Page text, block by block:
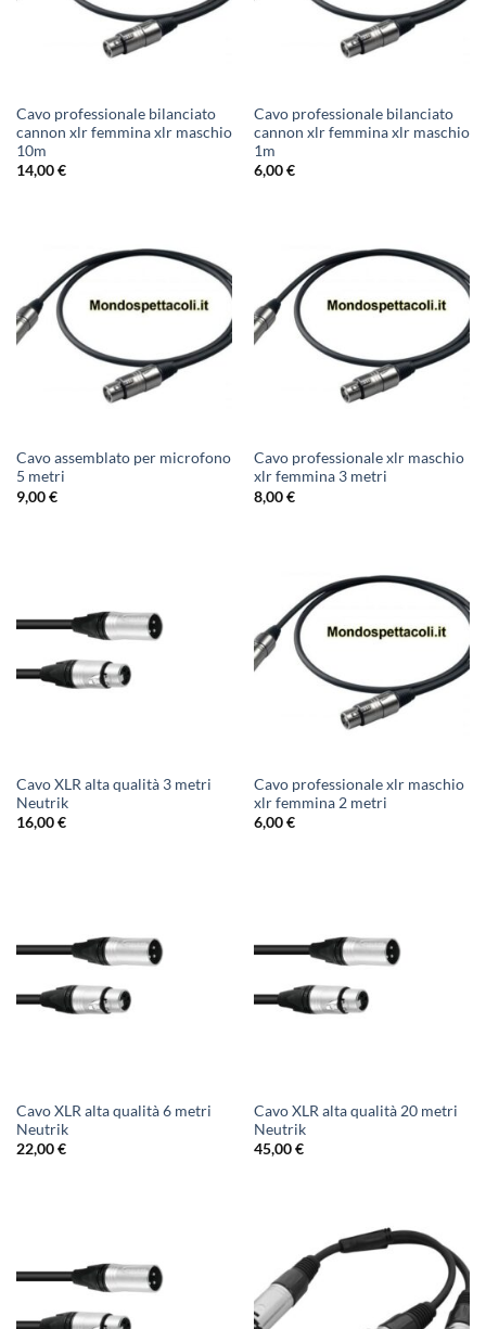
Cavo professionale bilanciato
cannon xlr femmina xlr maschio
10m
14,00€
Cavo professionale bilanciato
cannon xlr femmina xlr maschio
1m
6,00€
Cavo assemblato per microfono
5 metri
9,00€
Cavo professionale xlr maschio
xlr femmina 3 metri
8,00€
Cavo XLR alta qualità 3 metri
Neutrik
16,00€
Cavo professionale xlr maschio
xlr femmina 2 metri
6,00€
Cavo XLR alta qualità 6 metri
Neutrik
22,00€
Cavo XLR alta qualità 20 metri
Neutrik
45,00€